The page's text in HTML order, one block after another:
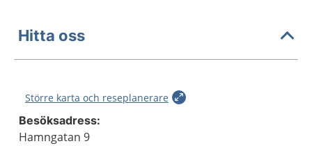
Hitta oss
Större karta och reseplanerare
Besöksadress:
Hamngatan 9